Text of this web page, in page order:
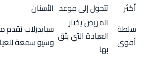
أكثر
تتحول إلى موعد الأسنان
سلطة
أقوى
المريض يختار
العيادة التي يثق
بها
سبايدرلاب
وسيو سمعة